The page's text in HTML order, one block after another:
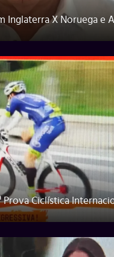
Inglaterra X Noruega e
Prova Ciclística